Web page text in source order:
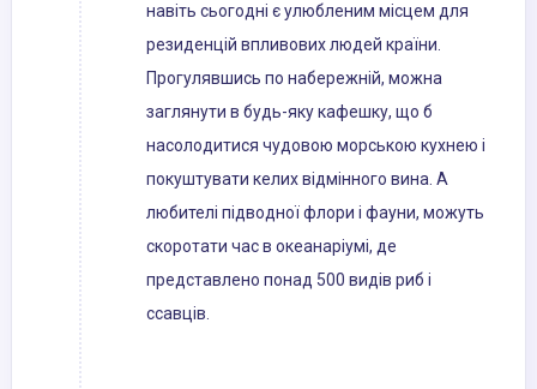
навіть сьогодні є улюбленим місцем для
резиденцій впливових людей країни.
Прогулявшись по набережній, можна
заглянути в будь-яку кафешку, що б
насолодитися чудовою морською кухнею і
покуштувати келих відмінного вина. А
любителі підводної флори і фауни, можуть
скоротати час в океанаріумі, де
представлено понад 500 видів риб і
ссавців.